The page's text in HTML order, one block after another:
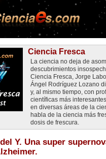
Ciencia Fresca
La ciencia no deja de
descubrimientos
Ciencia Fresca, Jorge
Ángel Rodríguez Lozano
y, al mismo tiempo, con
científicas más
en diversas áreas de la
habla de la ciencia más
dosis de frescura.
Y. Una super